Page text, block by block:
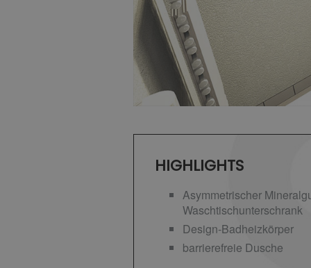
HIGHLIGHTS
Asymmetrischer
Waschtischunterschrank
Design-Badheizkörper
barrierefreie Dusche